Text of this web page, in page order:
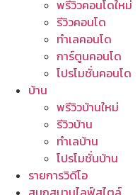
พรีวิวคอนโดใหม่
รีวิวคอนโด
ทำเลคอนโด
การ์ตูนคอนโด
โปรโมชั่นคอนโด
บ้าน
พรีวิวบ้านใหม่
รีวิวบ้าน
ทำเลบ้าน
โปรโมชั่นบ้าน
รายการวิดีโอ